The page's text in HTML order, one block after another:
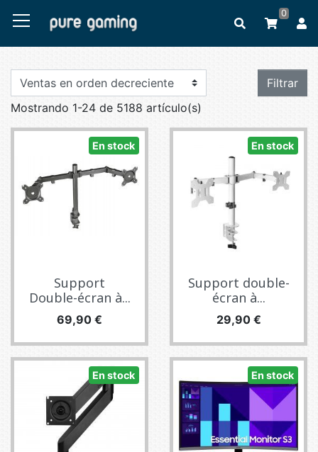
0
Filtrar
Mostrando 1-24 de 5188 artículo(s)
En stock
Support
Double-écran à...
Precio
69,90 €
En stock
Support double-
écran à...
Precio
29,90 €
En stock En stock